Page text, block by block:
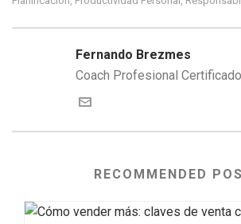
Fernando Brezmes
Coach Profesional Certificado
RECOMMENDED